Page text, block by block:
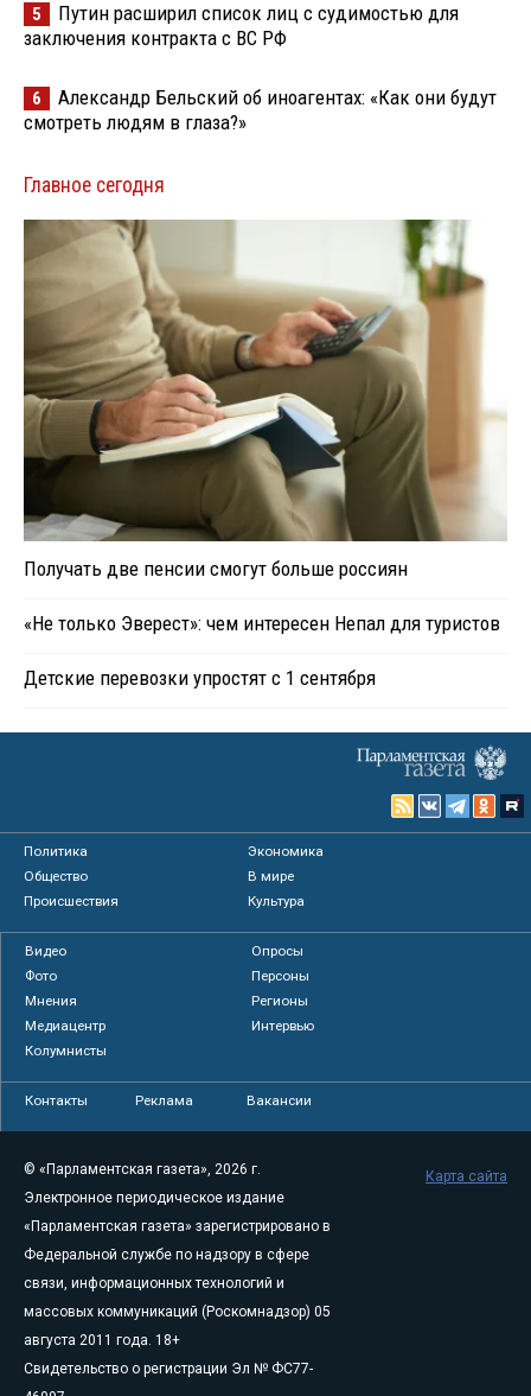
5
Путин расширил список лиц с судимостью для
заключения контракта с ВС РФ
6
Александр Бельский об иноагентах: «Как они будут
смотреть людям в глаза?»
Главное сегодня
Получать две пенсии смогут больше россиян
«Не только Эверест»: чем интересен Непал для туристов
Детские перевозки упростят с 1 сентября
Политика
Экономика
Общество
В мире
Происшествия
Культура
Видео
Опросы
Фото
Персоны
Мнения
Регионы
Медиацентр
Интервью
Колумнисты
Контакты Реклама Вакансии
© «Парламентская газета», 2026 г.
Электронное периодическое издание
«Парламентская газета» зарегистрировано в
Федеральной службе по надзору в сфере
связи, информационных технологий и
массовых коммуникаций (Роскомнадзор) 05
августа 2011 года. 18+
Свидетельство о регистрации Эл № ФС77-
Карта сайта